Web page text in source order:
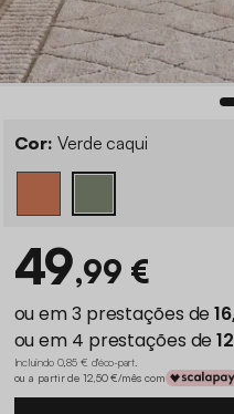
Cor: Verde caqui
49,99 €
Incluindo 0,85 € d'éco-part.
ou a partir de 12,50 €/mês com